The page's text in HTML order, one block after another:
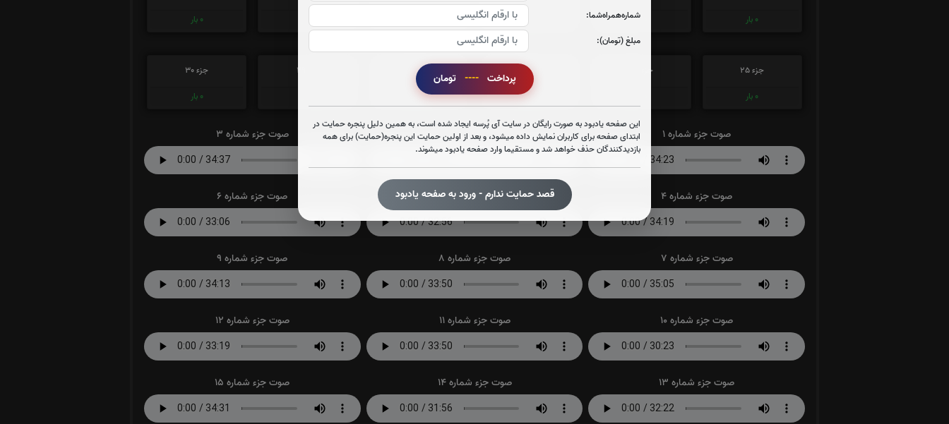
شماره‌همراه‌شما:
مبلغ (تومان):
پرداخت ---- تومان
این صفحه یادبود به صورت رایگان در سایت آی پُرسه ایجاد شده است، به همین دلیل پنجره حمایت در
ابتدای صفحه برای کاربران نمایش داده میشود، و بعد از اولین حمایت این پنجره(حمایت) برای همه
بازدیدکنندگان حذف خواهد شد و مستقیما وارد صفحه یادبود میشوند.
قصد حمایت ندارم - ورود به صفحه یادبود
0 بار بار
0 بار
جزء 25
0 بار
جزء 26
جزء 27
بار
جزء 28
0
جزء 30
0 بار
صوت جزء شماره 1 صوت جزء شماره 2 صوت جزء شماره 3
صوت جزء شماره 4 صوت جزء شماره 5 صوت جزء شماره 6
صوت جزء شماره 7 صوت جزء شماره 8 صوت جزء شماره 9
صوت جزء شماره 10 صوت جزء شماره 11 صوت جزء شماره 12
صوت جزء شماره 13 صوت جزء شماره 14 صوت جزء شماره 15